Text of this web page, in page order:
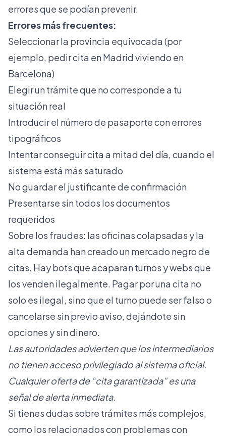
errores que se podían prevenir.
Errores más frecuentes:
Seleccionar la provincia equivocada (por
ejemplo, pedir cita en Madrid viviendo en
Barcelona)
Elegir un trámite que no corresponde a tu
situación real
Introducir el número de pasaporte con errores
tipográficos
Intentar conseguir cita a mitad del día, cuando el
sistema está más saturado
No guardar el justificante de confirmación
Presentarse sin todos los documentos
requeridos
Sobre los fraudes: lasoficinas colapsadas y la
alta demanda han creado un mercado negro de
citas. Hay bots que acaparan turnos y webs que
los venden ilegalmente. Pagar por una cita no
solo es ilegal, sino que el turno puede ser falso o
cancelarse sin previo aviso, dejándote sin
opciones y sin dinero.
Las autoridades advierten que los intermediarios
no tienen acceso privilegiado al sistema oficial.
Cualquier oferta de “cita garantizada” es una
señal de alerta inmediata.
Si tienes dudas sobre trámites más complejos,
como los relacionados conproblemas con